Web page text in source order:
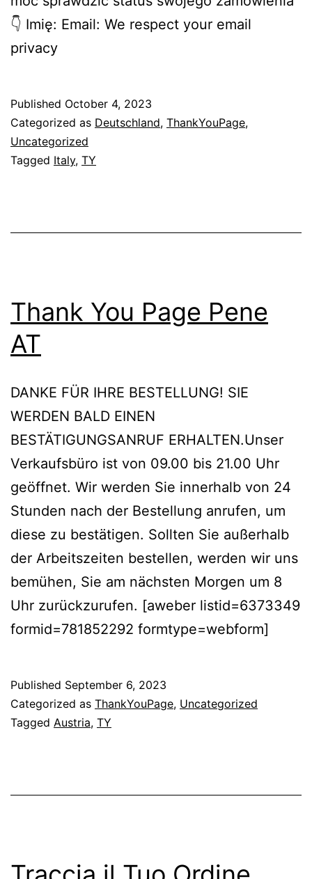
👇 Imię: Email: We respect your email
privacy
Published October 4, 2023
Categorized as Deutschland, ThankYouPage,
Uncategorized
Tagged Italy, TY
Thank You Page Pene
AT
DANKE FÜR IHRE BESTELLUNG! SIE
WERDEN BALD EINEN
BESTÄTIGUNGSANRUF ERHALTEN.Unser
Verkaufsbüro ist von 09.00 bis 21.00 Uhr
geöffnet. Wir werden Sie innerhalb von 24
Stunden nach der Bestellung anrufen, um
diese zu bestätigen. Sollten Sie außerhalb
der Arbeitszeiten bestellen, werden wir uns
bemühen, Sie am nächsten Morgen um 8
Uhr zurückzurufen. [aweber listid=6373349
formid=781852292 formtype=webform]
Published September 6, 2023
Categorized as ThankYouPage, Uncategorized
Tagged Austria, TY